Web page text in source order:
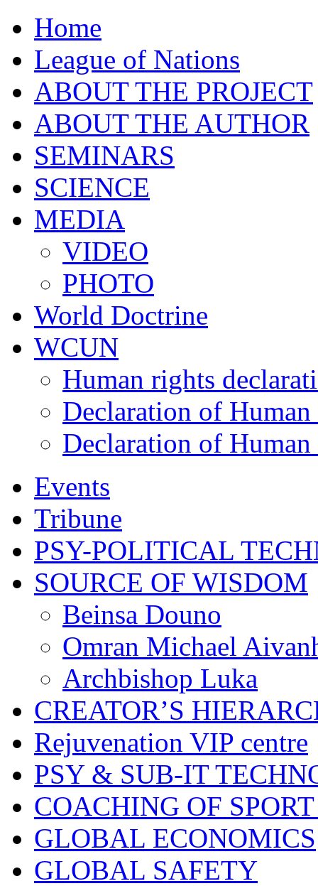
Home
League of Nations
ABOUT THE PROJECT
ABOUT THE AUTHOR
SEMINARS
SCIENCE
MEDIA
VIDEO
PHOTO
World Doctrine
WCUN
Human rights
Declaration of Human
Declaration of
Events
Tribune
PSY-POLITICAL
SOURCE OF WISDOM
Beinsa Douno
Omran Michael
Archbishop Luka
CREATOR’S
Rejuvenation VIP centre
PSY & SUB-IT
COACHING OF
GLOBAL ECONOMICS
GLOBAL SAFETY